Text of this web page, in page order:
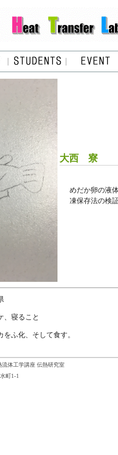
大西 寮
めだか卵の液
凍保存法の検証
、寝ること
をふ化、そして食す。
体工学講座 伝熱研究室
町1-1